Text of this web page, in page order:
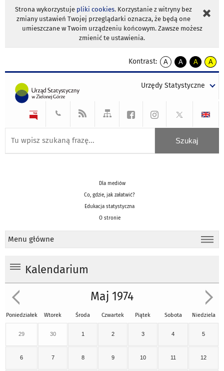
Strona wykorzystuje pliki cookies. Korzystanie z witryny bez
zmiany ustawień Twojej przeglądarki oznacza, że będą one
umieszczane w Twoim urządzeniu końcowym. Zawsze możesz
zmienić te ustawienia.
Kontrast:
A
kontrast
A
kontrast
tekst
czarnym
A
kontrast
tekst
czarnym
A
tekst
żółtym
Urzędy Statystyczne
Dla mediów
Co, gdzie, jak załatwić?
Edukacja statystyczna
O stronie
Menu główne
Kalendarium
Maj 1974
Poniedziałek Wtorek Środa Czwartek Piątek Sobota Niedziela
29 30 1 2 3 4 5
6 7 8 9 10 11 12